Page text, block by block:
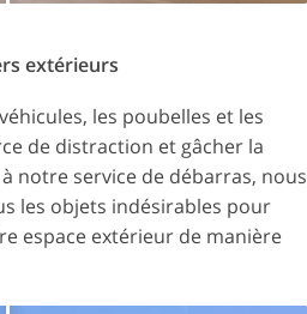
extérieurs
les poubelles et les
de distraction et gâcher la
notre service de débarras, nous
les objets indésirables pour
espace extérieur de manière